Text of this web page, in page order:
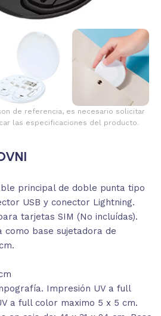
de referencia, es necesario solicitar
las especificaciones del producto.
principal de doble punta tipo
USB y conector Lightning.
tarjetas SIM (No incluídas).
base sujetadora de
Impresión UV a full
a full color maximo 5 x 5 cm.